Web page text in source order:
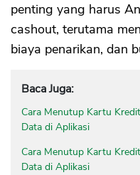
penting yang harus
cashout, terutama
biaya penarikan, dan
Baca Juga:
Cara Menutup Kartu
Data di Aplikasi
Cara Menutup Kartu
Data di Aplikasi